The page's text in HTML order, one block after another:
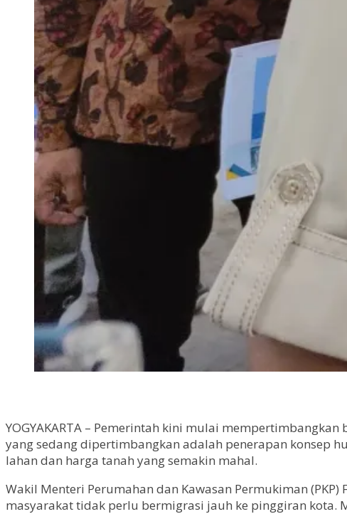
YOGYAKARTA – Pemerintah kini mulai
yang sedang dipertimbangkan adalah penerapan konsep
lahan dan harga tanah yang semakin mahal.
Wakil Menteri Perumahan dan Kawasan Permukiman
masyarakat tidak perlu bermigrasi jauh ke pinggiran kota.